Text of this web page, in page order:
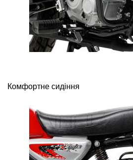
Комфортне сидіння